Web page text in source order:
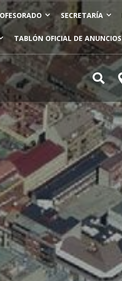
SECRETARÍA
TABLÓN OFICIAL DE ANUNCIOS